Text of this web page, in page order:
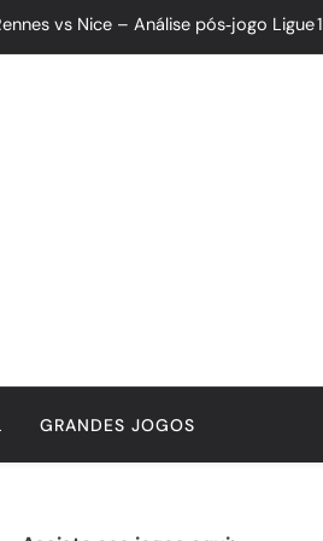
vs Nice – Análise pós‑jogo Ligue 1
o Resultado Esconde o Progresso
Que Nasceu da Garra e do Controle
Um Jogo de Controle e Maturidade
o Resultado Esconde o Progresso
GRANDES JOGOS